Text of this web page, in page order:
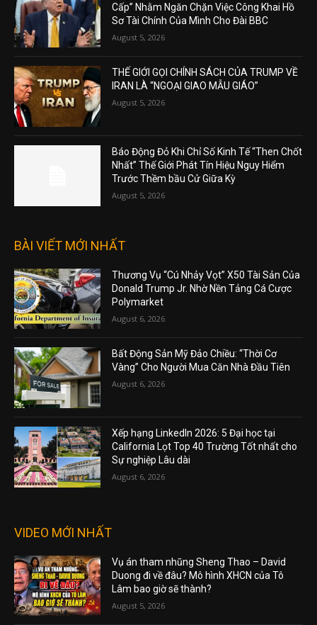
Cấp” Nhằm Ngăn Chặn Việc Công Khai Hồ
Sơ Tài Chính Của Mình Cho Đài BBC
August 5, 2026
THẾ GIỚI GỌI CHÍNH SÁCH CỦA TRUMP VỀ
IRAN LÀ “NGOẠI GIAO MẪU GIÁO”
August 5, 2026
Báo Động Đỏ Khi Chỉ Số Kinh Tế “Then Chốt
Nhất” Thế Giới Phát Tín Hiệu Nguy Hiểm
Trước Thềm bầu Cử Giữa Kỳ
August 5, 2026
BÀI VIẾT MỚI NHẤT
Thương Vụ “Cú Nhảy Vọt” X50 Tài Sản Của
Donald Trump Jr. Nhờ Nền Tảng Cá Cược
Polymarket
August 6, 2026
Bất Động Sản Mỹ Đảo Chiều: “Thời Cơ
Vàng” Cho Người Mua Căn Nhà Đầu Tiên
August 6, 2026
Xếp hạng LinkedIn 2026: 5 Đại học tại
California Lọt Top 40 Trường Tốt nhất cho
Sự nghiệp Lâu dài
August 6, 2026
VIDEO MỚI NHẤT
Vụ án tham nhũng Sheng Thao – David
Duong đi về đâu? Mô hình XHCN của Tô
Lâm bao giờ sẽ thành?
August 5, 2026